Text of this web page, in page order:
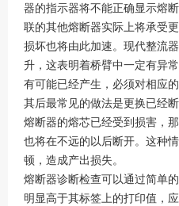
器的指示器将不能正确显示熔
联的其他熔断器实际上将承受
损坏也将由此加速。现代整流
升，这表明着桥臂中一定有异
有可能已经产生，必须对相应
其后最常见的做法是更换已经
熔断器的熔芯已经受到损害，
也将在不远的以后断开。这种
顿，造成产出损失。
熔断器诊断检查可以通过简单
明显高于其标签上的打印值，应